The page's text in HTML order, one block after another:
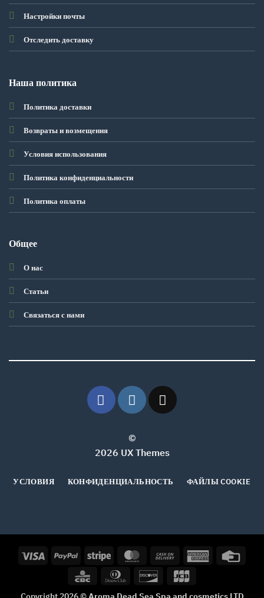
Настройки почты
Отследить доставку
Наша политика
Политика доставки
Возвраты и возмещения
Условия использования
Политика конфиденциальности
Политика оплаты
Общее
О нас
Статьи
Связаться с нами
©
2026 UX Themes
УСЛОВИЯ КОНФИДЕНЦИАЛЬНОСТЬ ФАЙЛЫ COOKIE
Visa PayPal Stripe MasterCardCash
On
Delivery
American
Dinners
Discover